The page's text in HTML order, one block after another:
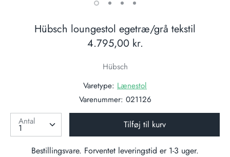
Hübsch loungestol egetræ/grå tekstil
4.795,00 kr.
Hübsch
Varetype: Lænestol
Varenummer: 021126
Antal
Tilføj til kurv
Bestillingsvare. Forventet leveringstid er 1-3 uger.